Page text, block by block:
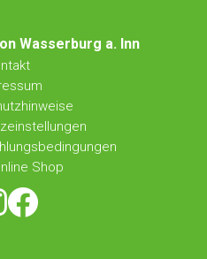
Wasserburg a. Inn
Shop